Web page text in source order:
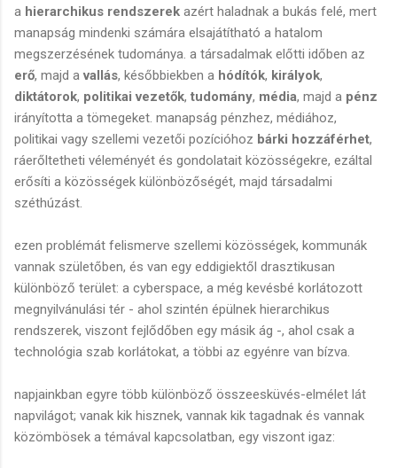
a hierarchikus rendszerek azért haladnak a bukás felé, mert
manapság mindenki számára elsajátítható a hatalom
megszerzésének tudománya. a társadalmak előtti időben az
erő, majd avallás, későbbiekben a hódítók, királyok,
diktátorok, politikai vezetők, tudomány, média, majd a pénz
irányította a tömegeket. manapság pénzhez, médiához,
politikai vagy szellemi vezetői pozícióhoz bárki hozzáférhet,
ráerőltetheti véleményét és gondolatait közösségekre, ezáltal
erősíti a közösségek különbözőségét, majd társadalmi
széthúzást.
ezen problémát felismerve szellemi közösségek, kommunák
vannak születőben, és van egy eddigiektől drasztikusan
különböző terület: a cyberspace, a még kevésbé korlátozott
megnyilvánulási tér - ahol szintén épülnek hierarchikus
rendszerek, viszont fejlődőben egy másik ág -, ahol csak a
technológia szab korlátokat, a többi az egyénre van bízva.
napjainkban egyre több különböző összeesküvés-elmélet lát
napvilágot; vanak kik hisznek, vannak kik tagadnak és vannak
közömbösek a témával kapcsolatban, egy viszont igaz: